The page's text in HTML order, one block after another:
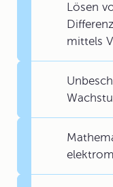
Lösen
mittels